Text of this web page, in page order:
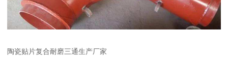
陶瓷贴片复合耐磨三通生产厂家